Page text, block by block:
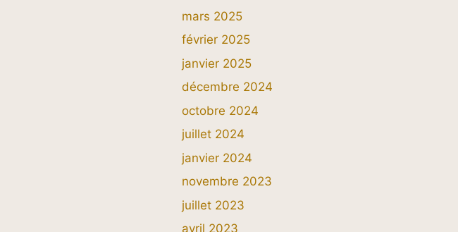
mars 2025
février 2025
janvier 2025
décembre 2024
octobre 2024
juillet 2024
janvier 2024
novembre 2023
juillet 2023
avril 2023